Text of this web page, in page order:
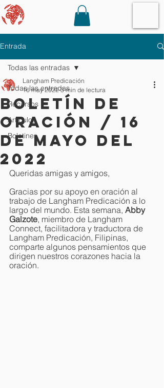
Entrada
Todas las entradas
Recursos
Artículos
Boletines
Todas las entradas
Boletín de
oración / 16
de mayo del
2022
Langham Predicación
16 may 2022 3 min de lectura
Queridas amigas y amigos,
Gracias por su apoyo en oración al
trabajo de Langham Predicación a lo
largo del mundo. Esta semana, Abby
Galzote, miembro de Langham
Connect, facilitadora y traductora de
Langham Predicación, Filipinas,
comparte algunos pensamientos que
dirigen nuestros corazones hacia la
oración.